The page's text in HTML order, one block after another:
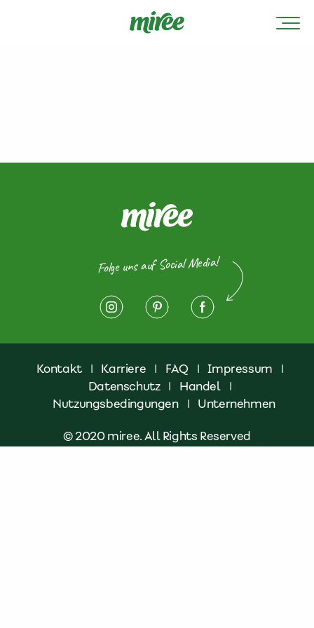
Folge uns auf Social Media!
Kontakt | Karriere | FAQ | Impressum
|
Datenschutz | Handel
|
Nutzungsbedingungen
| Unternehmen
© 2020 miree. All Rights Reserved